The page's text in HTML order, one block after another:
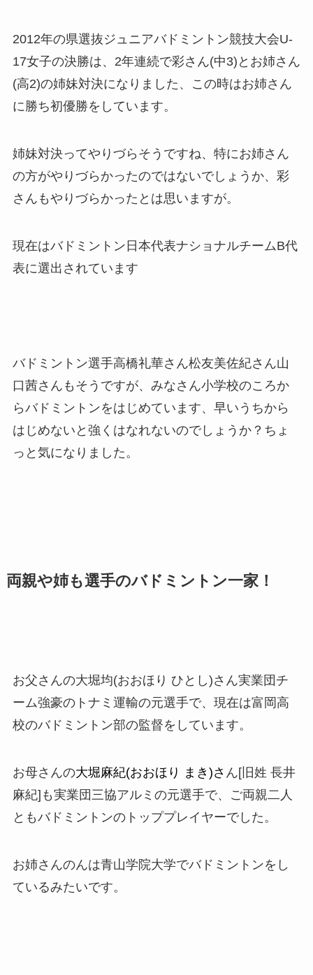
2012年の県選抜ジュニアバドミントン競技大会U-
17女子の決勝は、2年連続で彩さん(中3)とお姉さん
(高2)の姉妹対決になりました、この時はお姉さん
に勝ち初優勝をしています。
姉妹対決ってやりづらそうですね、特にお姉さん
の方がやりづらかったのではないでしょうか、彩
さんもやりづらかったとは思いますが。
現在はバドミントン日本代表ナショナルチームB代
表に選出されています
バドミントン選手高橋礼華さん松友美佐紀さん山
口茜さんもそうですが、みなさん小学校のころか
らバドミントンをはじめています、早いうちから
はじめないと強くはなれないのでしょうか？ちょ
っと気になりました。
両親や姉も選手のバドミントン一家！
お父さんの大堀均(おおほり ひとし)さん実業団チ
ーム強豪のトナミ運輸の元選手で、現在は富岡高
校のバドミントン部の監督をしています。
お母さんの大堀麻紀(おおほり まき)さ ん[旧姓 長井
麻紀]も実業団三協アルミの元選手で、ご両親二人
ともバドミントンのトッププレイヤーでした。
お姉さんのんは青山学院大学でバドミントンをし
ているみたいです。